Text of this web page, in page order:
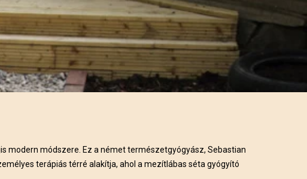
modern módszere. Ez a német természetgyógyász, Sebastian
terápiás térré alakítja, ahol a mezítlábas séta gyógyító